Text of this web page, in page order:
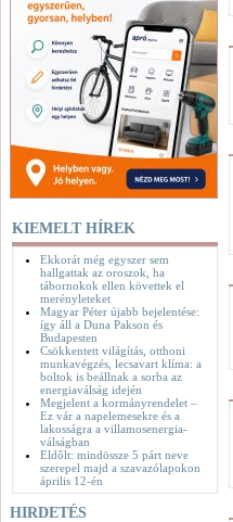
KIEMELT HÍREK
Ekkorát még egyszer sem
hallgattak az oroszok, ha
tábornokok ellen követtek el
merényleteket
Magyar Péter újabb bejelentése:
így áll a Duna Pakson és
Budapesten
Csökkentett világítás, otthoni
munkavégzés, lecsavart klíma: a
boltok is beállnak a sorba az
energiaválság idején
Megjelent a kormányrendelet –
Ez vár a napelemesekre és a
lakosságra a villamosenergia-
válságban
Eldőlt: mindössze 5 párt neve
szerepel majd a szavazólapokon
április 12-én
HIRDETÉS